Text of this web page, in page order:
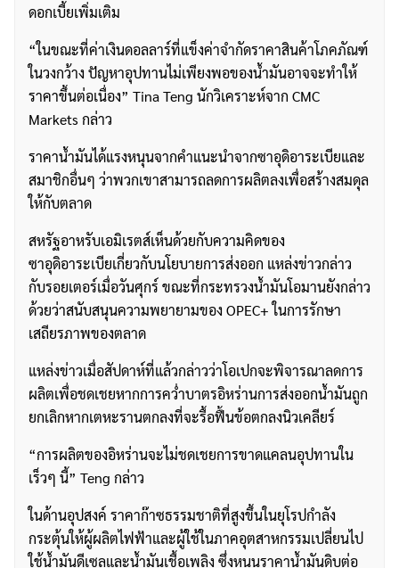
ดอกเบี้ยเพิ่มเติม
“ในขณะที่ค่าเงินดอลลาร์ที่แข็งค่าจำกัดราคาสินค้าโภคภัณฑ์
ในวงกว้าง ปัญหาอุปทานไม่เพียงพอของน้ำมันอาจจะทำให้
ราคาขึ้นต่อเนื่อง” Tina Teng นักวิเคราะห์จาก CMC
Markets กล่าว
ราคาน้ำมันได้แรงหนุนจากคำแนะนำจากซาอุดิอาระเบียและ
สมาชิกอื่นๆ ว่าพวกเขาสามารถลดการผลิตลงเพื่อสร้างสมดุล
ให้กับตลาด
สหรัฐอาหรับเอมิเรตส์เห็นด้วยกับความคิดของ
ซาอุดิอาระเบียเกี่ยวกับนโยบายการส่งออก แหล่งข่าวกล่าว
กับรอยเตอร์เมื่อวันศุกร์ ขณะที่กระทรวงน้ำมันโอมานยังกล่าว
ด้วยว่าสนับสนุนความพยายามของ OPEC+ ในการรักษา
เสถียรภาพของตลาด
แหล่งข่าวเมื่อสัปดาห์ที่แล้วกล่าวว่าโอเปกจะพิจารณาลดการ
ผลิตเพื่อชดเชยหากการคว่ำบาตรอิหร่านการส่งออกน้ำมันถูก
ยกเลิกหากเตหะรานตกลงที่จะรื้อฟื้นข้อตกลงนิวเคลียร์
“การผลิตของอิหร่านจะไม่ชดเชยการขาดแคลนอุปทานใน
เร็วๆ นี้” Teng กล่าว
ในด้านอุปสงค์ ราคาก๊าซธรรมชาติที่สูงขึ้นในยุโรปกำลัง
กระตุ้นให้ผู้ผลิตไฟฟ้าและผู้ใช้ในภาคอุตสาหกรรมเปลี่ยนไป
ใช้น้ำมันดีเซลและน้ำมันเชื้อเพลิง ซึ่งหนุนราคาน้ำมันดิบต่อ